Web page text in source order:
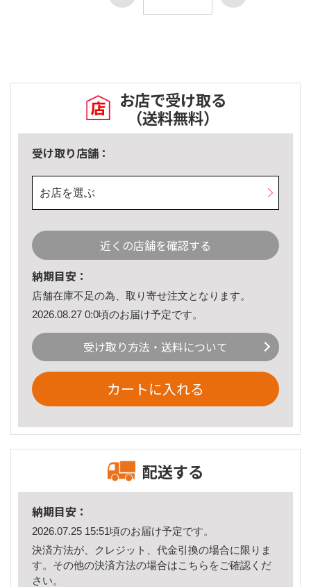
お店で受け取る
（送料無料）
受け取り店舗：
お店を選ぶ
近くの店舗を確認する
納期目安：
店舗在庫不足の為、取り寄せ注文となります。
2026.08.27 0:0頃のお届け予定です。
受け取り方法・送料について
カートに入れる
配送する
納期目安：
2026.07.25 15:51頃のお届け予定です。
決済方法が、クレジット、代金引換の場合に限りま
す。その他の決済方法の場合はこちら をご確認くだ
さい。